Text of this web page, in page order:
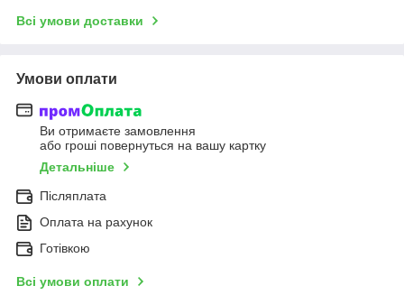
Всі умови доставки
Умови оплати
Ви отримаєте замовлення
або гроші повернуться на вашу картку
Детальніше
Післяплата
Оплата на рахунок
Готівкою
Всі умови оплати